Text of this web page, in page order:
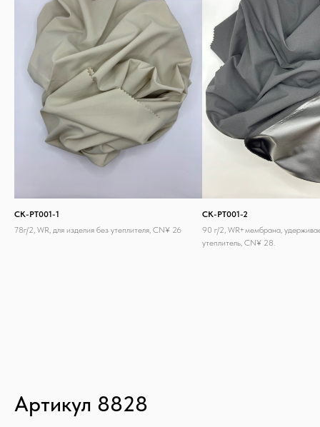
CK-PT001-1
78г/2, WR, для изделия без утеплителя, CN¥ 26
CK-PT001-2
90 г/2, WR+мембрана,
утеплитель, CN¥ 28.
Артикул 8828